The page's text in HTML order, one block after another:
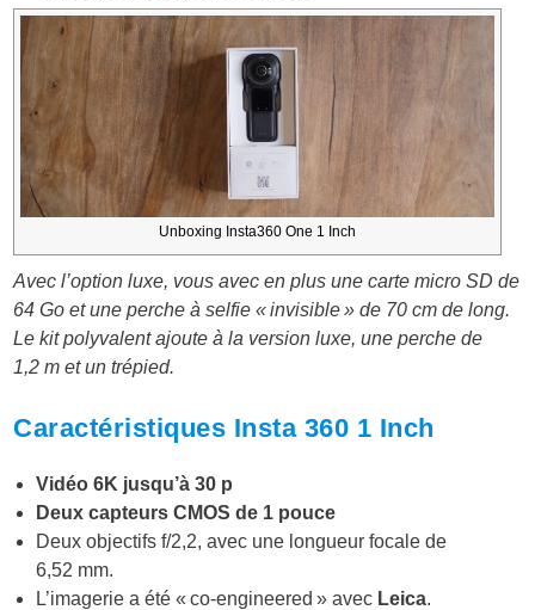
Unboxing Insta360 One 1 Inch
Avec l’option luxe, vous avec en plus une carte micro SD de
64 Go et une perche à selfie « invisible » de 70 cm de long.
Le kit polyvalent ajoute à la version luxe, une perche de
1,2 m et un trépied.
Caractéristiques Insta 360 1 Inch
Vidéo 6K jusqu’à 30 p
Deux capteurs CMOS de 1 pouce
Deux objectifs f/2,2, avec une longueur focale de
6,52 mm.
L’imagerie a été « co-engineered » avec Leica.